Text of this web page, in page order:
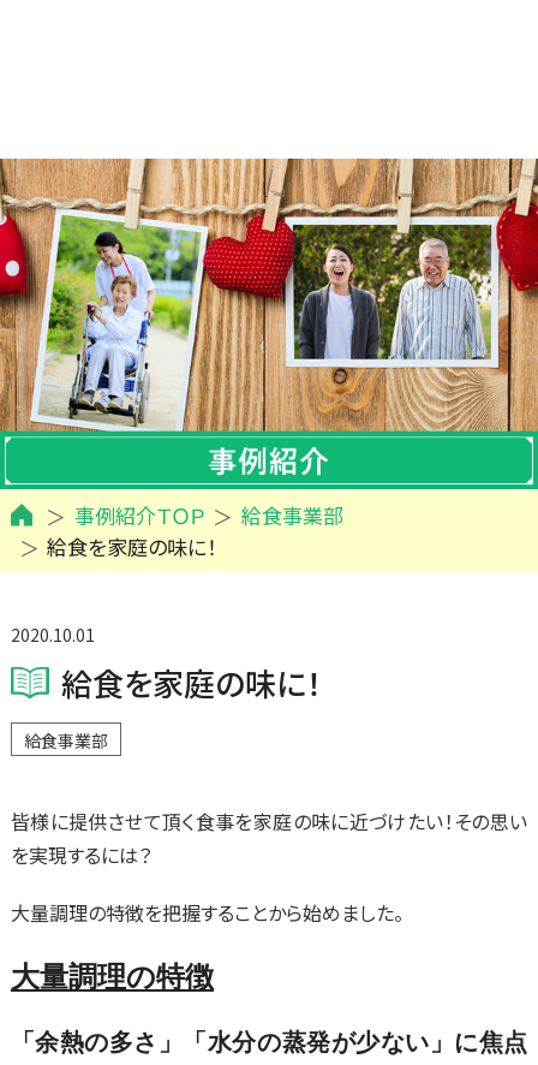
事例紹介ＴＯＰ
給食事業部
給食を家庭の味に！
2020.10.01
給食を家庭の味に！
給食事業部
皆様に提供させて頂く食事を家庭の味に近づけたい！その思い
を実現するには？
大量調理の特徴を把握することから始めました。
大量調理の特徴
「余熱の多さ」「水分の蒸発が少ない」に焦点